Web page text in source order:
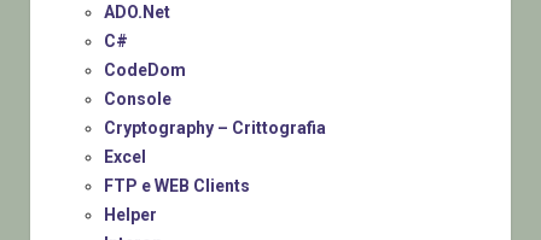
ADO.Net
C#
CodeDom
Console
Cryptography – Crittografia
Excel
FTP e WEB Clients
Helper